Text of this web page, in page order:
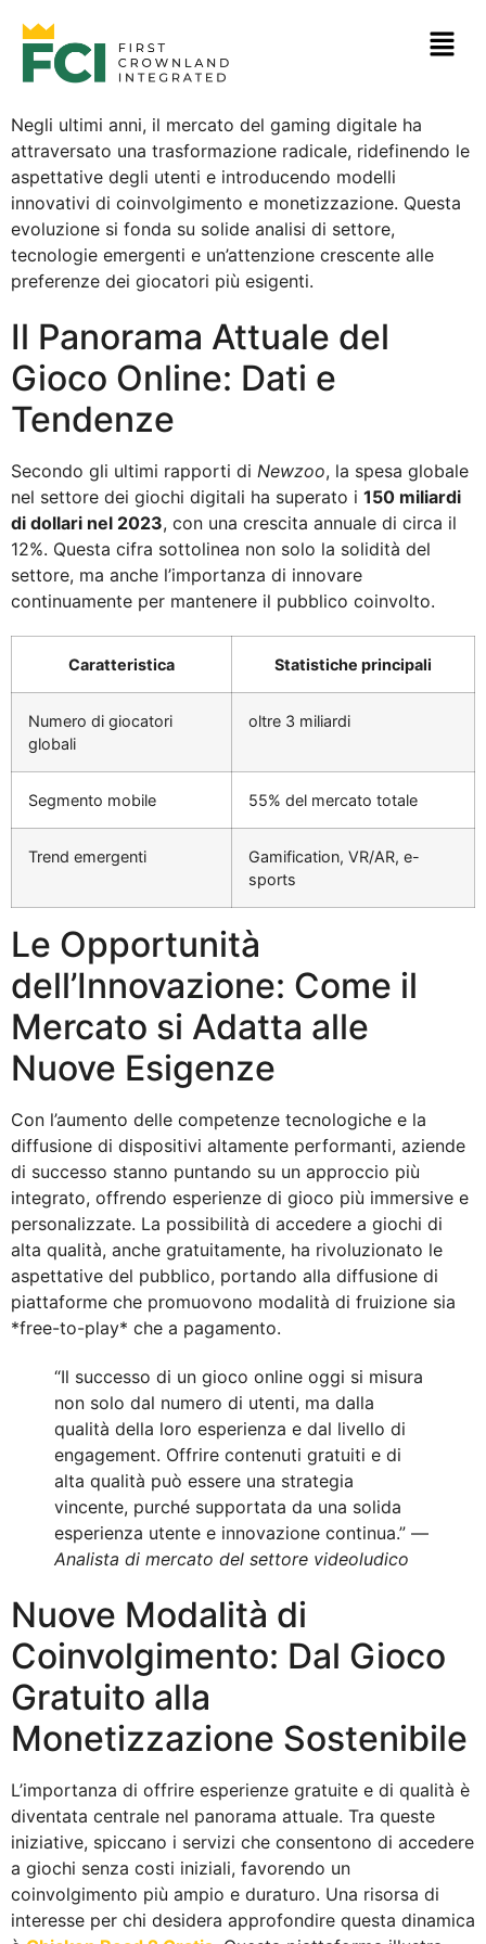
Negli ultimi anni, il mercato del gaming digitale ha
attraversato una trasformazione radicale, ridefinendo le
aspettative degli utenti e introducendo modelli
innovativi di coinvolgimento e monetizzazione. Questa
evoluzione si fonda su solide analisi di settore,
tecnologie emergenti e un’attenzione crescente alle
preferenze dei giocatori più esigenti.
Il Panorama Attuale del
Gioco Online: Dati e
Tendenze
Secondo gli ultimi rapporti di Newzoo, la spesa globale
nel settore dei giochi digitali ha superato i 150 miliardi
di dollari nel 2023, con una crescita annuale di circa il
12%. Questa cifra sottolinea non solo la solidità del
settore, ma anche l’importanza di innovare
continuamente per mantenere il pubblico coinvolto.
Caratteristica Statistiche principali
Numero di giocatori
globali
oltre 3 miliardi
Segmento mobile 55% del mercato totale
Trend emergenti
Gamification, VR/AR, e-
sports
Le Opportunità
dell’Innovazione: Come il
Mercato si Adatta alle
Nuove Esigenze
Con l’aumento delle competenze tecnologiche e la
diffusione di dispositivi altamente performanti, aziende
di successo stanno puntando su un approccio più
integrato, offrendo esperienze di gioco più immersive e
personalizzate. La possibilità di accedere a giochi di
alta qualità, anche gratuitamente, ha rivoluzionato le
aspettative del pubblico, portando alla diffusione di
piattaforme che promuovono modalità di fruizione sia
*free-to-play* che a pagamento.
“Il successo di un gioco online oggi si misura
non solo dal numero di utenti, ma dalla
qualità della loro esperienza e dal livello di
engagement. Offrire contenuti gratuiti e di
alta qualità può essere una strategia
vincente, purché supportata da una solida
esperienza utente e innovazione continua.” —
Analista di mercato del settore videoludico
Nuove Modalità di
Coinvolgimento: Dal Gioco
Gratuito alla
Monetizzazione Sostenibile
L’importanza di offrire esperienze gratuite e di qualità è
diventata centrale nel panorama attuale. Tra queste
iniziative, spiccano i servizi che consentono di accedere
a giochi senza costi iniziali, favorendo un
coinvolgimento più ampio e duraturo. Una risorsa di
interesse per chi desidera approfondire questa dinamica